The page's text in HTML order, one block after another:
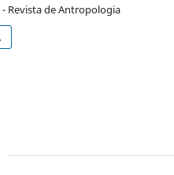
Revista de Antropologia